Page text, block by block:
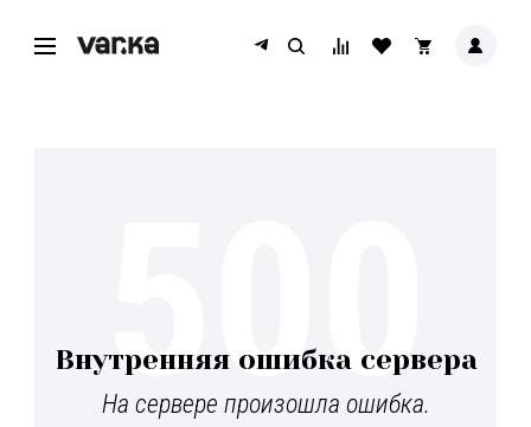
Внутренняя ошибка сервера
На сервере произошла ошибка.
500